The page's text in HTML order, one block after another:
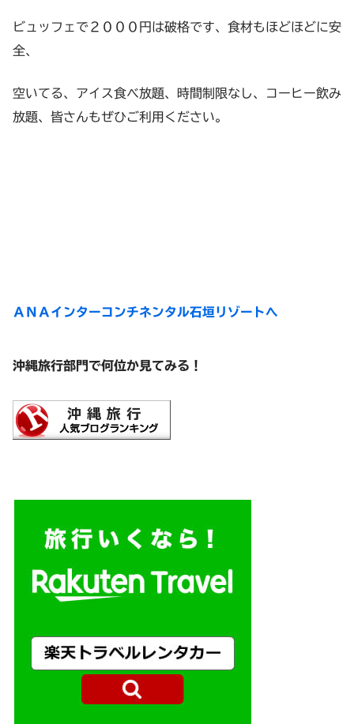
ビュッフェで２０００円は破格です、食材もほどほどに安
全、
空いてる、アイス食べ放題、時間制限なし、コーヒー飲み
放題、皆さんもぜひご利用ください。
ＡＮＡインターコンチネンタル石垣リゾートへ
沖縄旅行部門で何位か見てみる！